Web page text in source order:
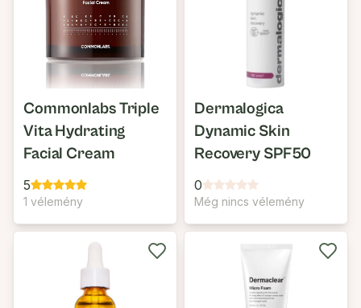
Commonlabs Triple
Vita Hydrating
Facial Cream
5
1 vélemény
Dermalogica
Dynamic Skin
Recovery SPF50
0
Még nincs vélemény